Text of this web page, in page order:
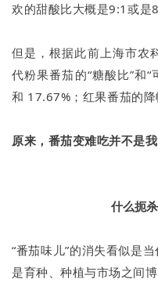
欢的甜酸比大概是9:1或是
但是，根据此前上海市农
代粉果番茄的“糖酸比”和
和 17.67%；红果番茄的
原来，番茄变难吃并不是
什么扼
“番茄味儿”的消失看似是
是育种、种植与市场之间博